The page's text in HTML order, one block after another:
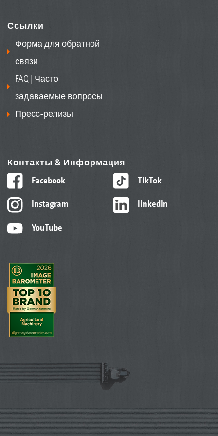
Ссылки
Форма для обратной
связи
FAQ | Часто
задаваемые вопросы
Пресс-релизы
Контакты & Информация
Facebook
Instagram
YouTube
TikTok
linkedIn